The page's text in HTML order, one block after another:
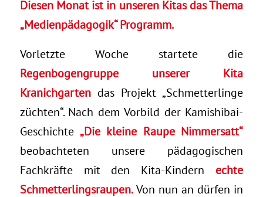
Diesen Monat ist in unseren Kitas das Thema
„Medienpädagogik“ Programm.
Vorletzte Woche startete die
Regenbogengruppe unserer Kita
Kranichgartendas Projekt „Schmetterlinge
züchten“. Nach dem Vorbild der Kamishibai-
Geschichte„Die kleine Raupe Nimmersatt“
beobachteten unsere pädagogischen
Fachkräfte mit den Kita-Kindern echte
Schmetterlingsraupen.Von nun an dürfen in